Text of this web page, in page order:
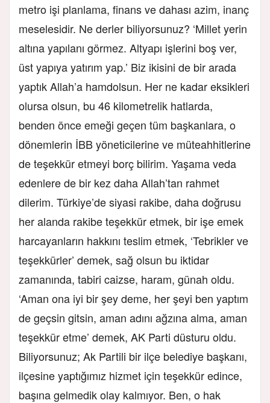
metro işi planlama, finans ve dahası azim, inanç
meselesidir. Ne derler biliyorsunuz? ‘Millet yerin
altına yapılanı görmez. Altyapı işlerini boş ver,
üst yapıya yatırım yap.’ Biz ikisini de bir arada
yaptık Allah’a hamdolsun. Her ne kadar eksikleri
olursa olsun, bu 46 kilometrelik hatlarda,
benden önce emeği geçen tüm başkanlara, o
dönemlerin İBB yöneticilerine ve müteahhitlerine
de teşekkür etmeyi borç bilirim. Yaşama veda
edenlere de bir kez daha Allah’tan rahmet
dilerim. Türkiye’de siyasi rakibe, daha doğrusu
her alanda rakibe teşekkür etmek, bir işe emek
harcayanların hakkını teslim etmek, ‘Tebrikler ve
teşekkürler’ demek, sağ olsun bu iktidar
zamanında, tabiri caizse, haram, günah oldu.
‘Aman ona iyi bir şey deme, her şeyi ben yaptım
de geçsin gitsin, aman adını ağzına alma, aman
teşekkür etme’ demek, AK Parti düsturu oldu.
Biliyorsunuz; Ak Partili bir ilçe belediye başkanı,
ilçesine yaptığımız hizmet için teşekkür edince,
başına gelmedik olay kalmıyor. Ben, o hak